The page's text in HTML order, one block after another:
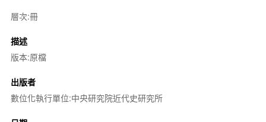
層次:冊
描述
版本:原檔
出版者
數位化執行單位:中央研究院近代史研究所